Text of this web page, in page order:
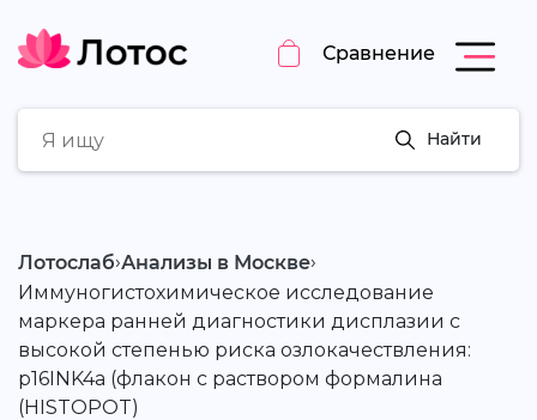
Сравнение
Найти
Лотослаб›Анализы в Москве›
Иммуногистохимическое исследование
маркера ранней диагностики дисплазии с
высокой степенью риска озлокачествления:
p16INK4a (флакон с раствором формалина
(HISTOPOT)